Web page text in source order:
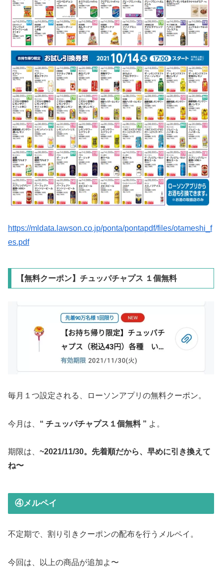
https://mldata.lawson.co.jp/ponta/pontapdf/files/otameshi_f
es.pdf
【無料クーポン】チュッパチャプス １個無料
毎月１つ設定される、ローソンアプリの無料クーポン。
今月は、 “ チュッパチャプス１個無料 ” よ。
期限は、 ~2021/11/30。先着順だから、早めに引き換えて
ね〜
④メルペイ
不定期で、割り引きクーポンの配布を行うメルペイ。
今回は、以上の商品が追加よ〜